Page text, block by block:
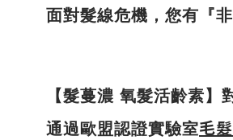
面對髮線危機，您有『
【髮蔓濃 氧髮活齡素
通過歐盟認證實驗室毛